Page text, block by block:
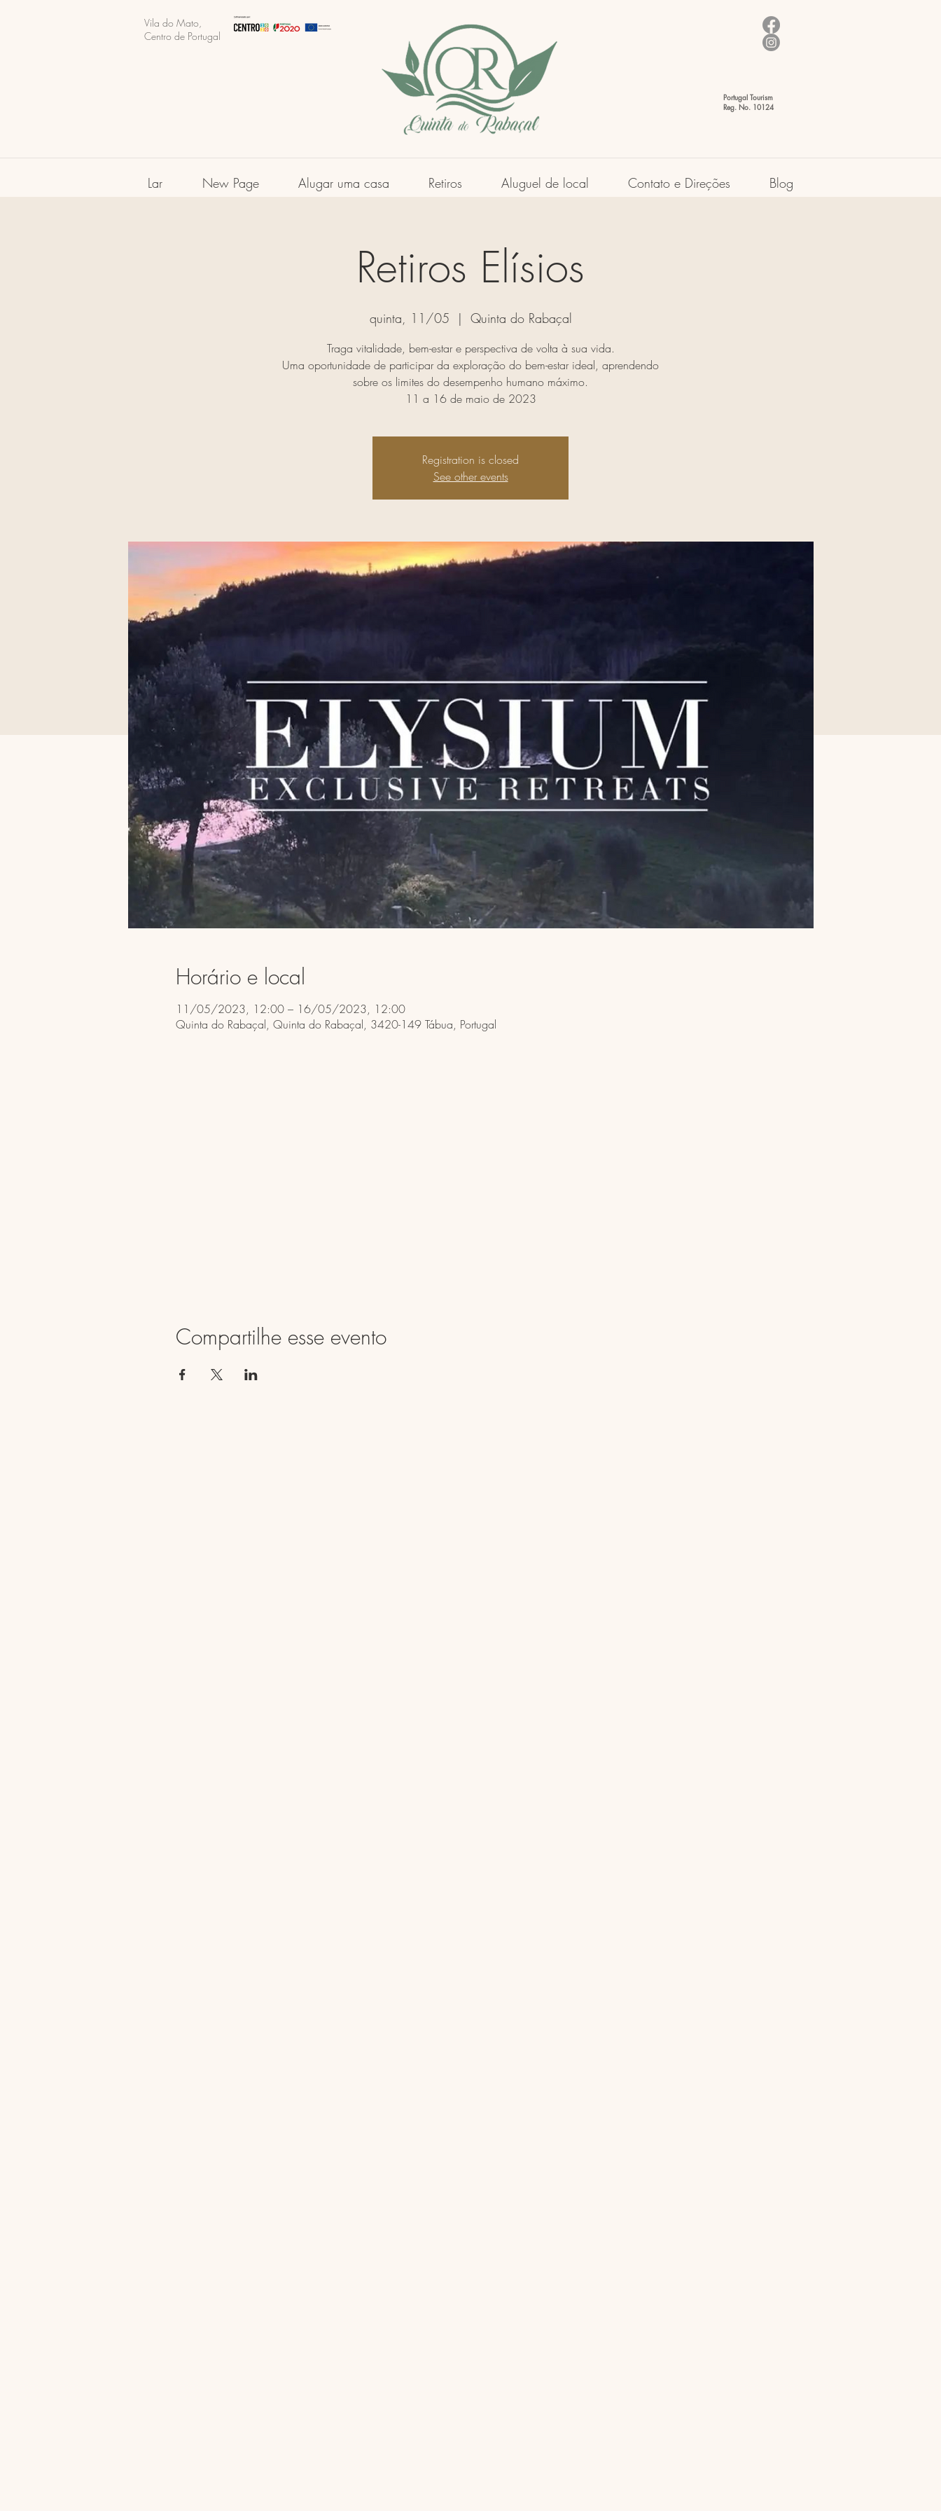
Vila do Mato,
Centro de Portugal
Portugal Tourism
Reg. No. 10124
Lar New Page Alugar uma casa Retiros Aluguel de local Contato e Direções Blog
Retiros Elísios
quinta, 11/05
  |
Quinta do Rabaçal
Traga vitalidade, bem-estar e perspectiva de volta à sua vida.
Uma oportunidade de participar da exploração do bem-estar ideal, aprendendo
sobre os limites do desempenho humano máximo.
11 a 16 de maio de 2023
Registration is closed
See other events
Horário e local
11/05/2023, 12:00 – 16/05/2023, 12:00
Quinta do Rabaçal, Quinta do Rabaçal, 3420-149 Tábua, Portugal
Compartilhe esse evento